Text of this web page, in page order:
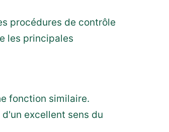
procédures de contrôle
les principales
fonction similaire.
excellent sens du